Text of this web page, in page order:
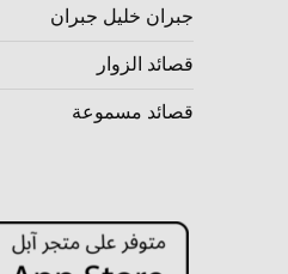
جبران خليل جبران
قصائد الزوار
قصائد مسموعة